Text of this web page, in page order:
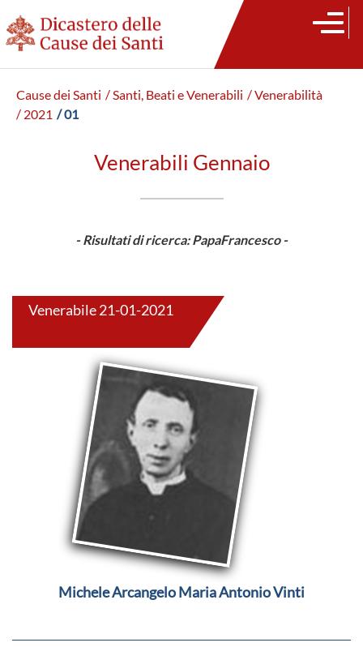
Cause dei Santi / Santi, Beati e Venerabili / Venerabilità
/ 2021 / 01
Venerabili Gennaio
- Risultati di ricerca: PapaFrancesco -
Venerabile 21-01-2021
Michele Arcangelo Maria Antonio Vinti